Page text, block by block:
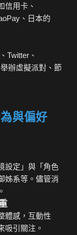
信用卡、
、日本的
Twitter、
辦虛擬派對、節
與偏好
設定」與「角色
姊系等。儘管消
體感，互動性
吸引關注。